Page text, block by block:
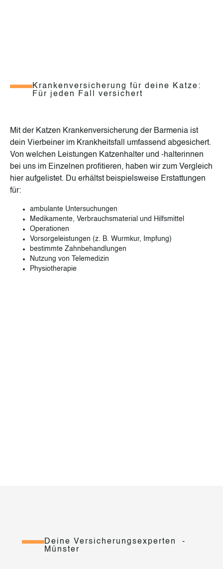
Krankenversicherung für deine Katze:
Für jeden Fall versichert
Mit der Katzen Krankenversicherung der Barmenia ist
dein Vierbeiner im Krankheitsfall umfassend abgesichert.
Von welchen Leistungen Katzenhalter und -halterinnen
bei uns im Einzelnen profitieren, haben wir zum Vergleich
hier aufgelistet. Du erhältst beispielsweise Erstattungen
für:
ambulante Untersuchungen
Medikamente, Verbrauchsmaterial und Hilfsmittel
Operationen
Vorsorgeleistungen (z. B. Wurmkur, Impfung)
bestimmte Zahnbehandlungen
Nutzung von Telemedizin
Physiotherapie
Deine Versicherungsexperten -
Münster